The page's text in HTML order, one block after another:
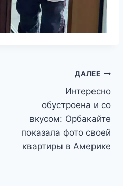
ДАЛЕЕ
Интересно
обустроена и со
вкусом: Орбакайте
показала фото своей
квартиры в Америке